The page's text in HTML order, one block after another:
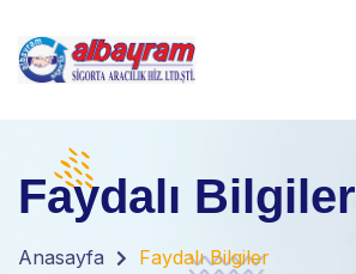
Faydalı Bilgiler
Anasayfa Faydalı Bilgiler